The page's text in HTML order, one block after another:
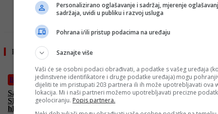
- OGLAS -
Pročitajte još
Biznis
Sarajevo domaćin najvećeg regionalnog HVAC događaja:
SFERA 2026 okuplja lidere industrije klimatizacije, grijanja i
hlađenja
Personalizirano oglašavanje i sadržaj, mjerenje
sadržaja, uvidi u publiku i razvoj usluga
Pohrana i/ili pristup podacima na uređaju
Saznajte više
Vaši će se osobni podaci obrađivati, a podatke s vašeg uređaja
jedinstvene identifikatore i druge podatke uređaja) mogu
dijeliti te im pristupati 203 partnera ili ih može upotrebljavati ova
lokacija. Mi i naši partneri možemo upotrebljavati precizne
geolociranju. Popis partnera.